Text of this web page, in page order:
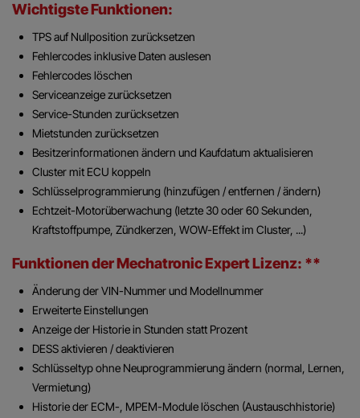
Wichtigste Funktionen:
TPS auf Nullposition zurücksetzen
Fehlercodes inklusive Daten auslesen
Fehlercodes löschen
Serviceanzeige zurücksetzen
Service-Stunden zurücksetzen
Mietstunden zurücksetzen
Besitzerinformationen ändern und Kaufdatum aktualisieren
Cluster mit ECU koppeln
Schlüsselprogrammierung (hinzufügen / entfernen / ändern)
Echtzeit-Motorüberwachung (letzte 30 oder 60 Sekunden,
Kraftstoffpumpe, Zündkerzen, WOW-Effekt im Cluster, ...)
Funktionen der Mechatronic Expert Lizenz: **
Änderung der VIN-Nummer und Modellnummer
Erweiterte Einstellungen
Anzeige der Historie in Stunden statt Prozent
DESS aktivieren / deaktivieren
Schlüsseltyp ohne Neuprogrammierung ändern (normal, Lernen,
Vermietung)
Historie der ECM-, MPEM-Module löschen (Austauschhistorie)